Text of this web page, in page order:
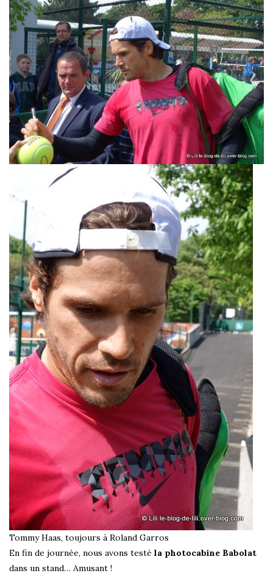
Tommy Haas, toujours à Roland Garros
En fin de journée, nous avons testé la photocabine Babolat
dans un stand… Amusant !